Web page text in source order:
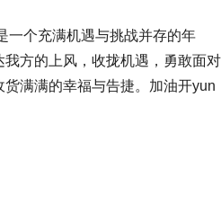
一个充满机遇与挑战并存的年
方的上风，收拢机遇，勇敢面对
满满的幸福与告捷。加油开yun